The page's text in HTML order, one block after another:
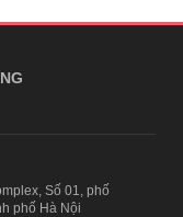
Số 01, phố
phố Hà Nội